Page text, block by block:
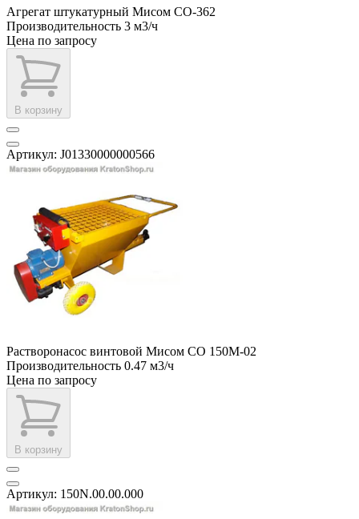
Агрегат штукатурный Мисом СО-362
Производительность 3 м3/ч
Цена по запросу
В корзину
Артикул: J01330000000566
Растворонасос винтовой Мисом СО 150М-02
Производительность 0.47 м3/ч
Цена по запросу
В корзину
Артикул: 150N.00.00.000